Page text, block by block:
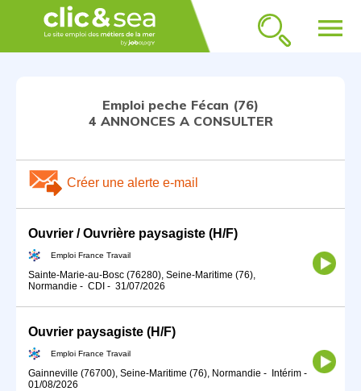
menu
Emploi peche Fécan (76)
4 ANNONCES A CONSULTER
Créer une alerte e-mail
Ouvrier / Ouvrière paysagiste (H/F)
Emploi France Travail
Sainte-Marie-au-Bosc (76280), Seine-Maritime (76),
Normandie - CDI - 31/07/2026
Ouvrier paysagiste (H/F)
Emploi France Travail
Gainneville (76700), Seine-Maritime (76), Normandie - Intérim -
01/08/2026